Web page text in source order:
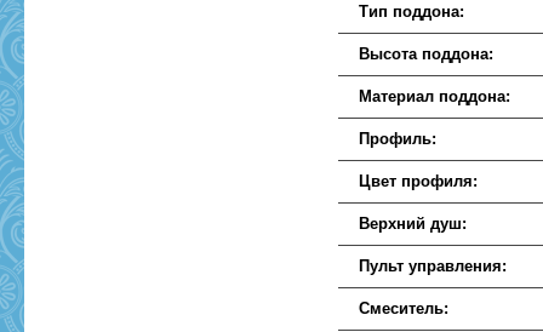
Тип поддона:
Высота поддона:
Материал поддона:
Профиль:
Цвет профиля:
Верхний душ:
Пульт управления:
Смеситель: